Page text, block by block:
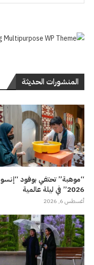
المنشورات الحديثة
“موهبة” تحتفي بوفود “إنسو
2026” في ليلة عالمية
أغسطس 6, 2026